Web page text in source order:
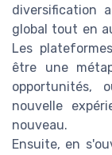
diversification
global tout en
Les
être une
opportunités,
nouvelle
nouveau.
Ensuite, en